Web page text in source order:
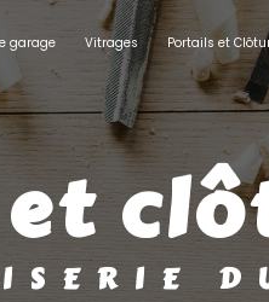
garage Vitrages Portails et